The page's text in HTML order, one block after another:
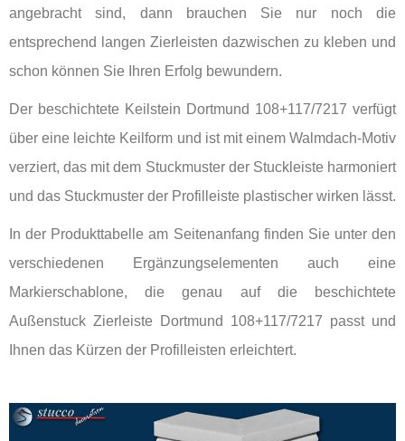
angebracht sind, dann brauchen Sie nur noch die
entsprechend langen Zierleisten dazwischen zu kleben und
schon können Sie Ihren Erfolg bewundern.
Der beschichtete Keilstein Dortmund 108+117/7217 verfügt
über eine leichte Keilform und ist mit einem Walmdach-Motiv
verziert, das mit dem Stuckmuster der Stuckleiste harmoniert
und das Stuckmuster der Profilleiste plastischer wirken lässt.
In der Produkttabelle am Seitenanfang finden Sie unter den
verschiedenen Ergänzungselementen auch eine
Markierschablone, die genau auf die beschichtete
Außenstuck Zierleiste Dortmund 108+117/7217 passt und
Ihnen das Kürzen der Profilleisten erleichtert.